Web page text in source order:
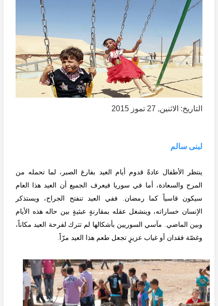
التاريخ: الاثنين, 27 تموز 2015
لبنى سالم
ينتظر الأطفال عادةً قدوم أيام العيد بفارغ الصبر، لما تحمله من
المرح والسعادة، أما في سوريا فيعرف الجميع أن العيد هذا العام
سيكون قاسياً كما رمضان. ففي العيد تنفتح الجراح، ويستذكر
الإنسان خساراته، وينشغل عقله بمقارنةٍ عبثيةٍ بين حاله هذه الأيام
وبين الماضي. مآسي السوريين بأشكالها لم تترك لفرحة العيد مكاناً،
وغصّة فقدان أو غياب عزيزٍ تجعل طعم هذا العيد مرّاً.